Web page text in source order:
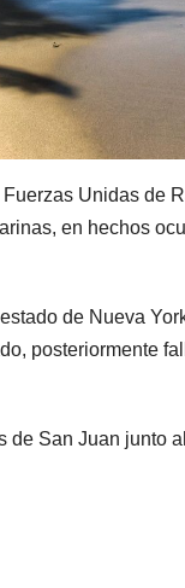
Unidas de
en hechos
de Nueva
posteriormente
San Juan junto